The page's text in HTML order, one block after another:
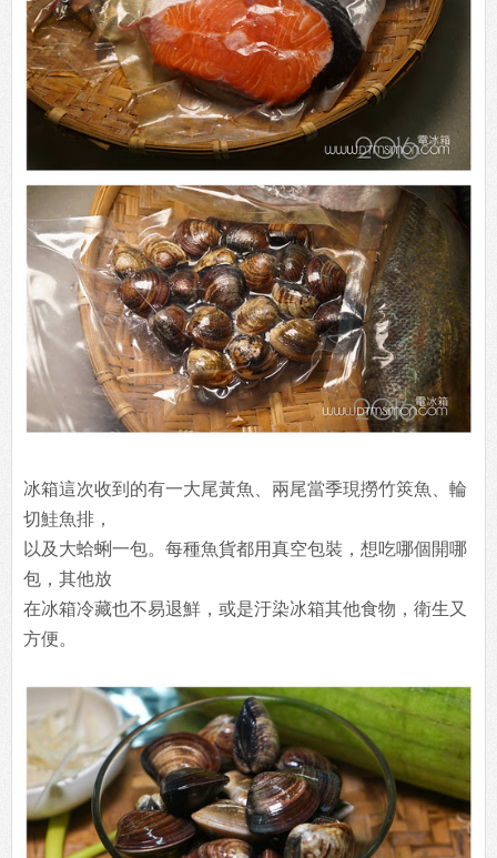
冰箱這次收到的有一大尾黃魚、兩尾當季現撈竹筴魚、輪
切鮭魚排，
以及大蛤蜊一包。每種魚貨都用真空包裝，想吃哪個開哪
包，其他放
在冰箱冷藏也不易退鮮，或是汙染冰箱其他食物，衛生又
方便。